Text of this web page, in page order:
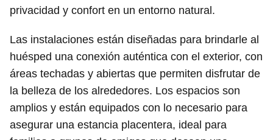
privacidad y confort en un entorno natural.
Las instalaciones están diseñadas para brindarle al
huésped una conexión auténtica con el exterior, con
áreas techadas y abiertas que permiten disfrutar de
la belleza de los alrededores. Los espacios son
amplios y están equipados con lo necesario para
asegurar una estancia placentera, ideal para